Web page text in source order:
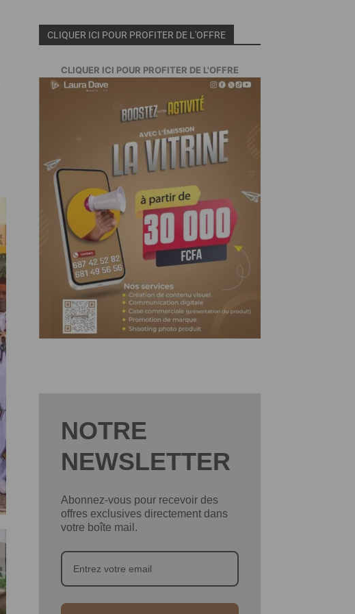
CLIQUER ICI POUR PROFITER DE L'OFFRE
CLIQUER ICI POUR PROFITER DE L'OFFRE
NOTRE
NEWSLETTER
Abonnez-vous pour recevoir des
offres exclusives directement dans
votre boîte mail.